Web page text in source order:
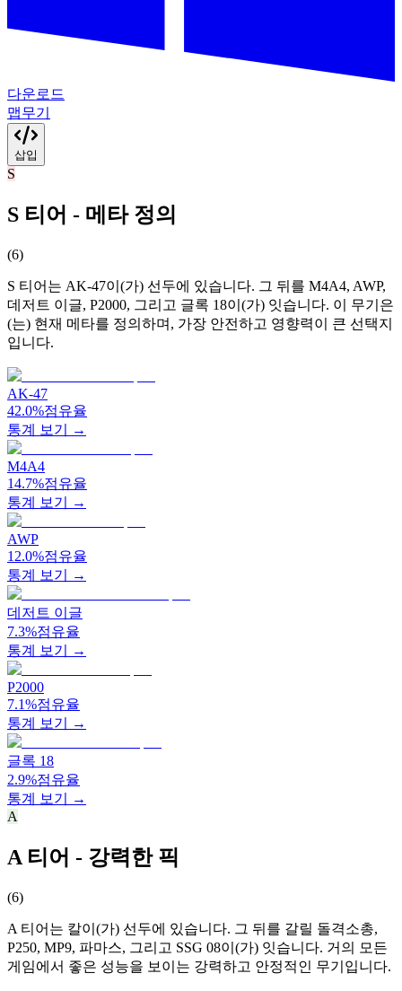
다운로드
맵무기
삽입
S
S 티어 - 메타 정의
(6)
S 티어는 AK-47이(가) 선두에 있습니다. 그 뒤를 M4A4, AWP,
데저트 이글, P2000, 그리고 글록 18이(가) 잇습니다. 이 무기은
(는) 현재 메타를 정의하며, 가장 안전하고 영향력이 큰 선택지
입니다.
AK-47
42.0%점유율
통계 보기 →
M4A4
14.7%점유율
통계 보기 →
AWP
12.0%점유율
통계 보기 →
데저트 이글
7.3%점유율
통계 보기 →
P2000
7.1%점유율
통계 보기 →
글록 18
2.9%점유율
통계 보기 →
A
A 티어 - 강력한 픽
(6)
A 티어는 칼이(가) 선두에 있습니다. 그 뒤를 갈릴 돌격소총,
P250, MP9, 파마스, 그리고 SSG 08이(가) 잇습니다. 거의 모든
게임에서 좋은 성능을 보이는 강력하고 안정적인 무기입니다.